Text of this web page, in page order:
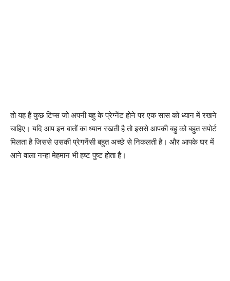
तो यह हैं कुछ टिप्स जो अपनी बहु के प्रेग्नेंट होने पर एक सास को ध्यान में रखने
चाहिए। यदि आप इन बातों का ध्यान रखती है तो इससे आपकी बहु को बहुत सपोर्ट
मिलता है जिससे उसकी प्रेगनेंसी बहुत अच्छे से निकलती है। और आपके घर में
आने वाला नन्हा मेहमान भी हष्ट पुष्ट होता है।